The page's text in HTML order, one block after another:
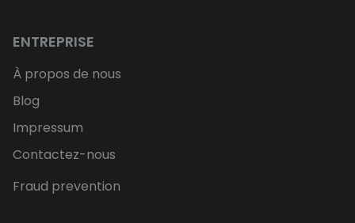
ENTREPRISE
À propos de nous
Blog
Impressum
Contactez-nous
Fraud prevention